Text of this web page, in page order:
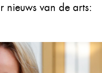
nieuws van de arts: